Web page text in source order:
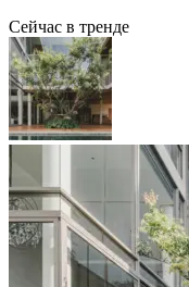
Сейчас в тренде